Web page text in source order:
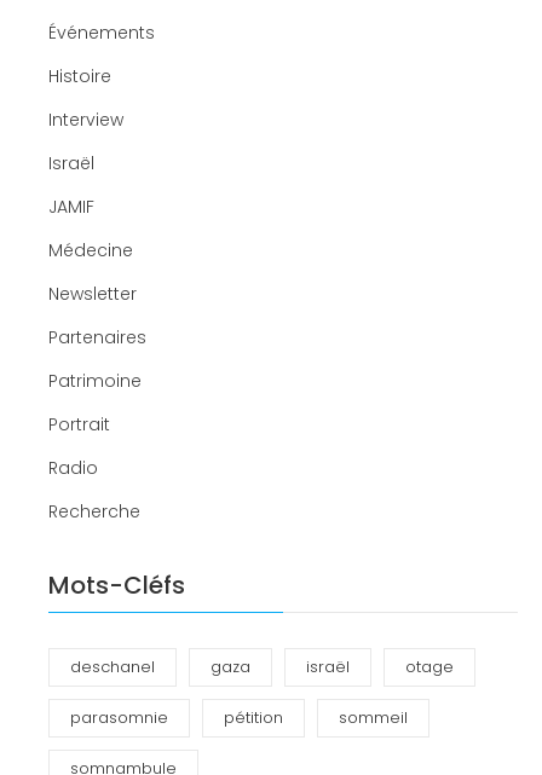
Événements
Histoire
Interview
Israël
JAMIF
Médecine
Newsletter
Partenaires
Patrimoine
Portrait
Radio
Recherche
Mots-Cléfs
deschanel gaza israël otage
parasomnie pétition sommeil
somnambule